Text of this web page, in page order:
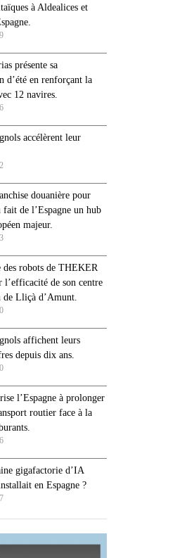
à Aldealices et
présente sa
d’été en renforçant la
12 navires.
accélèrent leur
douanière pour
fait de l’Espagne un hub
majeur.
des robots de THEKER
l’efficacité de son centre
Lliçà d’Amunt.
affichent leurs
depuis dix ans.
l’Espagne à prolonger
routier face à la
gigafactorie d’IA
en Espagne ?